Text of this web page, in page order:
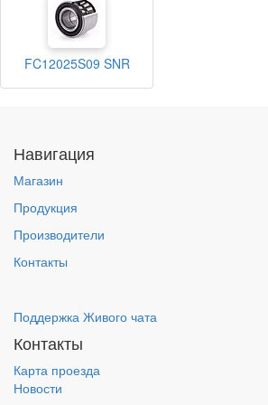
FC12025S09 SNR
Навигация
Магазин
Продукция
Производители
Контакты
Поддержка Живого чата
Контакты
Карта проезда
Новости